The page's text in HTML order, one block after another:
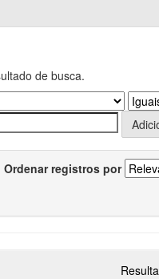
de busca.
Ordenar registros por